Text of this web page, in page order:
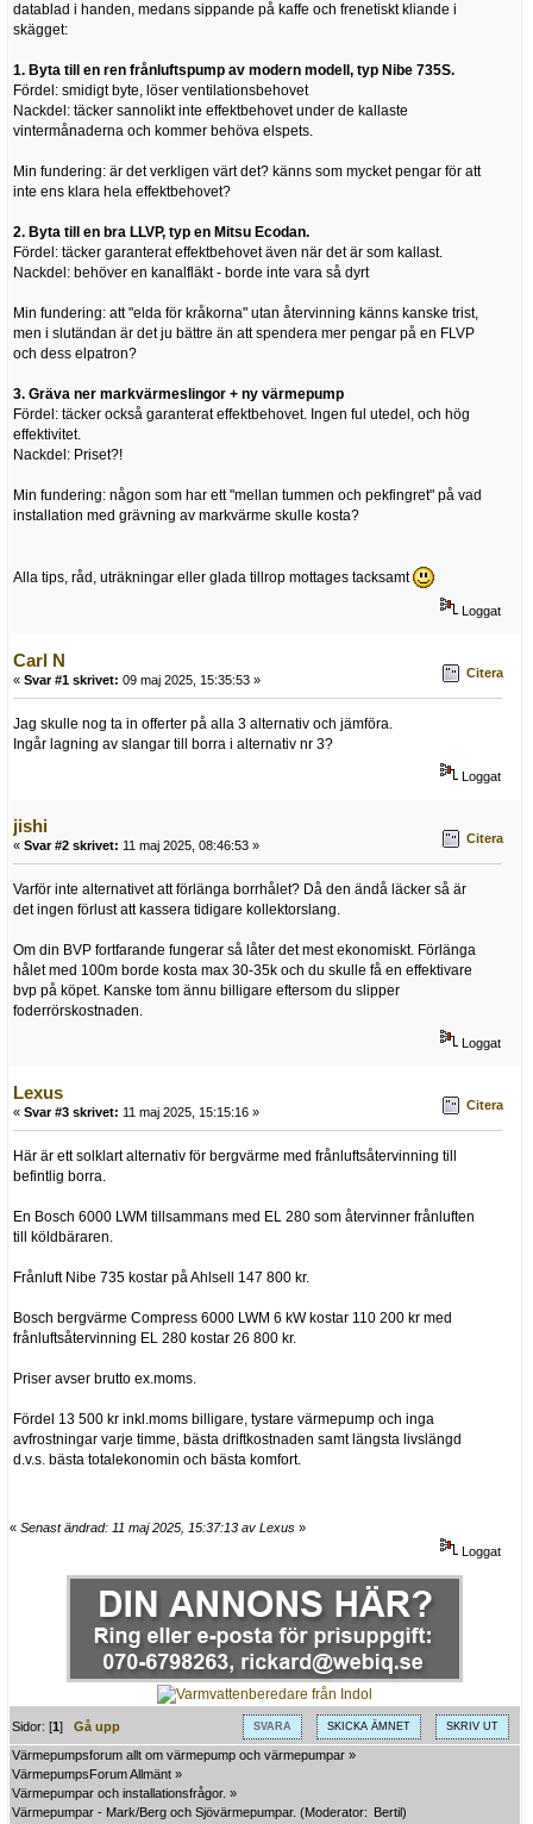
datablad i handen, medans sippande på kaffe och frenetiskt kliande i
skägget:
1. Byta till en ren frånluftspump av modern modell, typ Nibe 735S.
Fördel: smidigt byte, löser ventilationsbehovet
Nackdel: täcker sannolikt inte effektbehovet under de kallaste
vintermånaderna och kommer behöva elspets.
Min fundering: är det verkligen värt det? känns som mycket pengar för att
inte ens klara hela effektbehovet?
2. Byta till en bra LLVP, typ en Mitsu Ecodan.
Fördel: täcker garanterat effektbehovet även när det är som kallast.
Nackdel: behöver en kanalfläkt - borde inte vara så dyrt
Min fundering: att "elda för kråkorna" utan återvinning känns kanske trist,
men i slutändan är det ju bättre än att spendera mer pengar på en FLVP
och dess elpatron?
3. Gräva ner markvärmeslingor + ny värmepump
Fördel: täcker också garanterat effektbehovet. Ingen ful utedel, och hög
effektivitet.
Nackdel: Priset?!
Min fundering: någon som har ett "mellan tummen och pekfingret" på vad
installation med grävning av markvärme skulle kosta?
Alla tips, råd, uträkningar eller glada tillrop mottages tacksamt
Loggat
Carl N
« Svar #1 skrivet: 09 maj 2025, 15:35:53 » Citera
Jag skulle nog ta in offerter på alla 3 alternativ och jämföra.
Ingår lagning av slangar till borra i alternativ nr 3?
Loggat
jishi
« Svar #2 skrivet: 11 maj 2025, 08:46:53 » Citera
Varför inte alternativet att förlänga borrhålet? Då den ändå läcker så är
det ingen förlust att kassera tidigare kollektorslang.
Om din BVP fortfarande fungerar så låter det mest ekonomiskt. Förlänga
hålet med 100m borde kosta max 30-35k och du skulle få en effektivare
bvp på köpet. Kanske tom ännu billigare eftersom du slipper
foderrörskostnaden.
Loggat
Lexus
« Svar #3 skrivet: 11 maj 2025, 15:15:16 » Citera
Här är ett solklart alternativ för bergvärme med frånluftsåtervinning till
befintlig borra.
En Bosch 6000 LWM tillsammans med EL 280 som återvinner frånluften
till köldbäraren.
Frånluft Nibe 735 kostar på Ahlsell 147 800 kr.
Bosch bergvärme Compress 6000 LWM 6 kW kostar 110 200 kr med
frånluftsåtervinning EL 280 kostar 26 800 kr.
Priser avser brutto ex.moms.
Fördel 13 500 kr inkl.moms billigare, tystare värmepump och inga
avfrostningar varje timme, bästa driftkostnaden samt längsta livslängd
d.v.s. bästa totalekonomin och bästa komfort.
« Senast ändrad: 11 maj 2025, 15:37:13 av Lexus »
Loggat
SVARA SKICKA ÄMNET SKRIV UT
Sidor: [1]Gå upp
Värmepumpsforum allt om värmepump och värmepumpar »
VärmepumpsForum Allmänt »
Värmepumpar och installationsfrågor. »
Värmepumpar - Mark/Berg och Sjövärmepumpar. (Moderator: Bertil)